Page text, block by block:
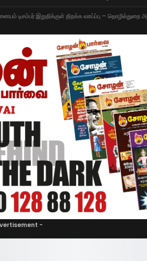
டிசம்பர் இறுதிக்குள் திறக்க வாய்ப்பு –
-